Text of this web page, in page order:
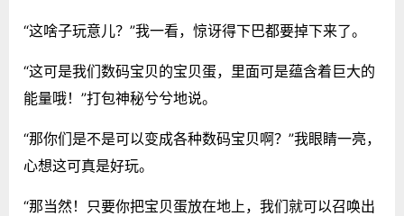
“这啥子玩意儿？”我一看，惊讶得下巴都要掉下来了。
“这可是我们数码宝贝的宝贝蛋，里面可是蕴含着巨大的
能量哦！”打包神秘兮兮地说。
“那你们是不是可以变成各种数码宝贝啊？”我眼睛一亮，
心想这可真是好玩。
“那当然！只要你把宝贝蛋放在地上，我们就可以召唤出